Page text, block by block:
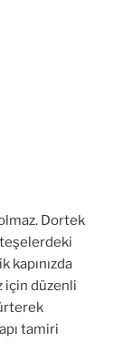
Dortek
kapınızda
için düzenli
tamiri